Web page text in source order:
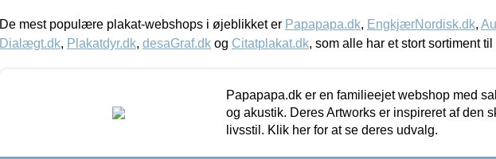
De mest populære plakat-webshops i øjeblikket er Papapapa.dk, EngkjærNordisk.dk,
Dialægt.dk, Plakatdyr.dk, desaGraf.dk og Citatplakat.dk, som alle har et stort sortiment til
Papapapa.dk er en familieejet webshop med
og akustik. Deres Artworks er inspireret af den
livsstil. Klik her for at se deres udvalg.